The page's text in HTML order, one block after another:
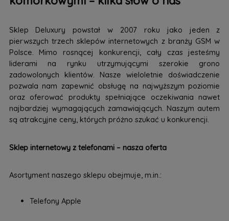
Sklep Deluxury powstał w 2007 roku jako jeden z
pierwszych trzech sklepów internetowych z branży GSM w
Polsce. Mimo rosnącej konkurencji, cały czas jesteśmy
liderami na rynku utrzymującymi szerokie grono
zadowolonych klientów. Nasze wieloletnie doświadczenie
pozwala nam zapewnić obsługę na najwyższym poziomie
oraz oferować produkty spełniające oczekiwania nawet
najbardziej wymagających zamawiających. Naszym autem
są atrakcyjne ceny, których próżno szukać u konkurencji.
Sklep internetowy z telefonami – nasza oferta
Asortyment naszego sklepu obejmuje, m.in.:
Telefony Apple